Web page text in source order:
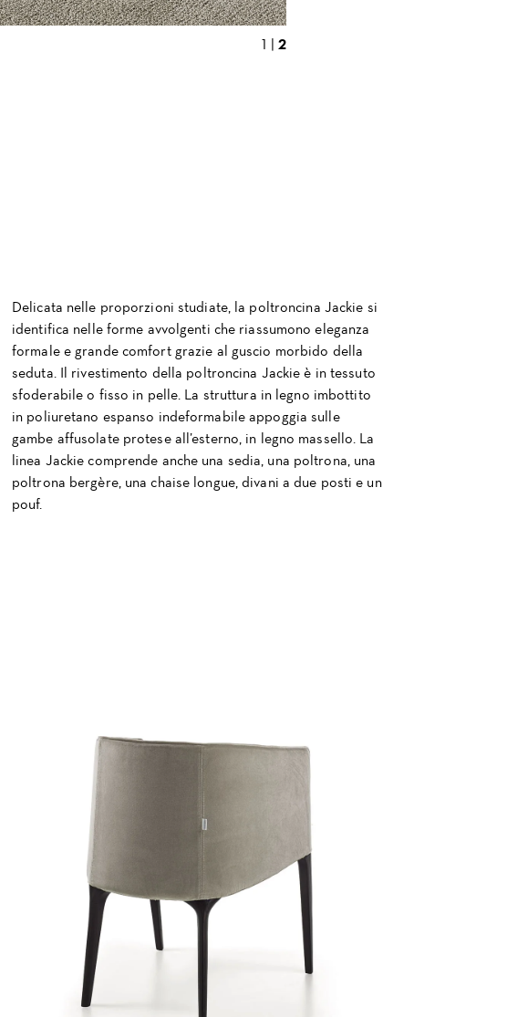
1 | 2
Delicata nelle proporzioni studiate, la poltroncina Jackie si
identifica nelle forme avvolgenti che riassumono eleganza
formale e grande comfort grazie al guscio morbido della
seduta. Il rivestimento della poltroncina Jackie è in tessuto
sfoderabile o fisso in pelle. La struttura in legno imbottito
in poliuretano espanso indeformabile appoggia sulle
gambe affusolate protese all’esterno, in legno massello. La
linea Jackie comprende anche una sedia, una poltrona, una
poltrona bergère, una chaise longue, divani a due posti e un
pouf.